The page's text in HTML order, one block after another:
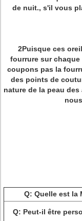
de nuit., s'il vous
2Puisque ces
fourrure sur
coupons pas la
des points de
nature de la peau
Q: Quelle est la
Q: Peut-il être